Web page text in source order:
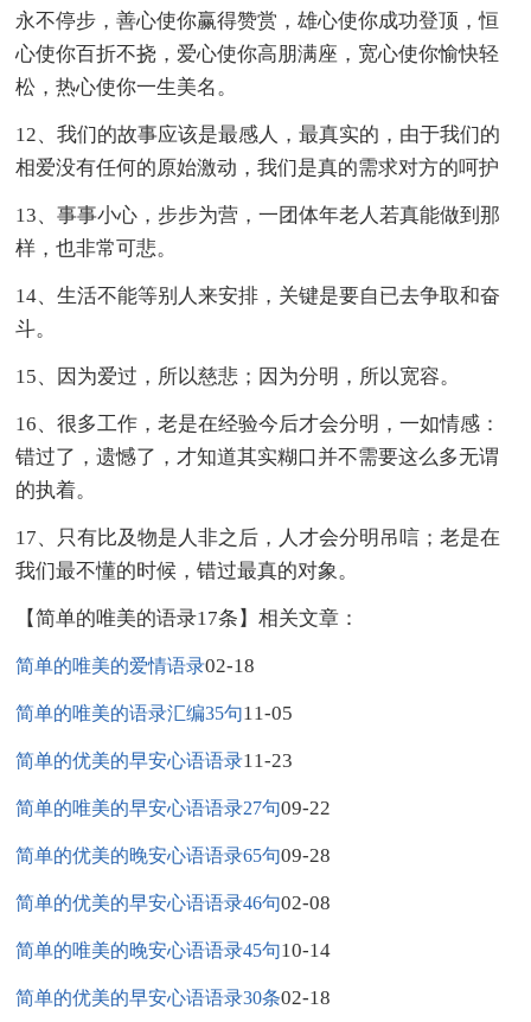
永不停步，善心使你赢得赞赏，雄心使你成功登顶，恒
心使你百折不挠，爱心使你高朋满座，宽心使你愉快轻
松，热心使你一生美名。
12、我们的故事应该是最感人，最真实的，由于我们的
相爱没有任何的原始激动，我们是真的需求对方的呵护
13、事事小心，步步为营，一团体年老人若真能做到那
样，也非常可悲。
14、生活不能等别人来安排，关键是要自已去争取和奋
斗。
15、因为爱过，所以慈悲；因为分明，所以宽容。
16、很多工作，老是在经验今后才会分明，一如情感：
错过了，遗憾了，才知道其实糊口并不需要这么多无谓
的执着。
17、只有比及物是人非之后，人才会分明吊唁；老是在
我们最不懂的时候，错过最真的对象。
【简单的唯美的语录17条】相关文章：
简单的唯美的爱情语录02-18
简单的唯美的语录汇编35句11-05
简单的优美的早安心语语录11-23
简单的唯美的早安心语语录27句09-22
简单的优美的晚安心语语录65句09-28
简单的优美的早安心语语录46句02-08
简单的唯美的晚安心语语录45句10-14
简单的优美的早安心语语录30条02-18